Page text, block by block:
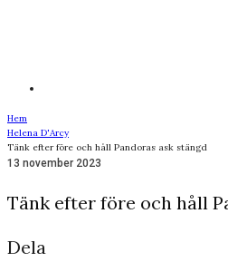
Hem
Helena D'Arcy
Tänk efter före och håll Pandoras ask stängd
13 november 2023
Tänk efter före och håll
Dela